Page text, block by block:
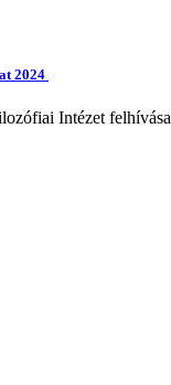
2024
Intézet felhívása